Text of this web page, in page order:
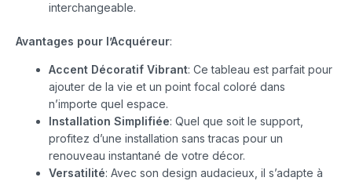
interchangeable.
Avantages pour l’Acquéreur:
Accent Décoratif Vibrant: Ce tableau est parfait pour
ajouter de la vie et un point focal coloré dans
n’importe quel espace.
Installation Simplifiée: Quel que soit le support,
profitez d’une installation sans tracas pour un
renouveau instantané de votre décor.
Versatilité: Avec son design audacieux, il s’adapte à